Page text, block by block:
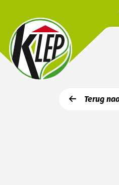
Terug